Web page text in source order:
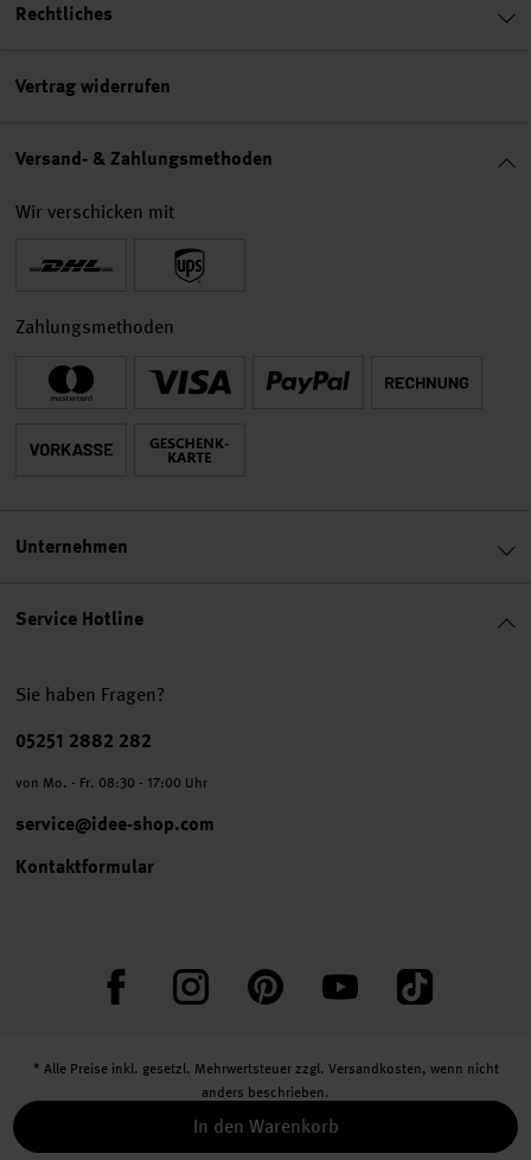
In den Warenkorb
Service Hotline
Sie haben Fragen?
Telefonnummer
05251 2882 282
von Mo. - Fr. 08:30 - 17:00 Uhr
service@idee-shop.com
Kontaktformular
FacebookInstagram PinterestYouTube TikTok
Rechtliches
Vertrag widerrufen
Versand- & Zahlungsmethoden
Wir verschicken mit
Zahlungsmethoden
Unternehmen
* Alle Preise inkl. gesetzl. Mehrwertsteuer zzgl. Versandkosten, wenn nicht
anders beschrieben.
** Jede:r Abonnent:in erhält bei erstmaliger Anmeldung für unseren Newsletter